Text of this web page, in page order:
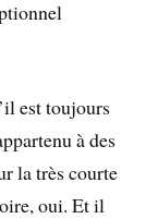
est toujours
à des
la très courte
oui. Et il